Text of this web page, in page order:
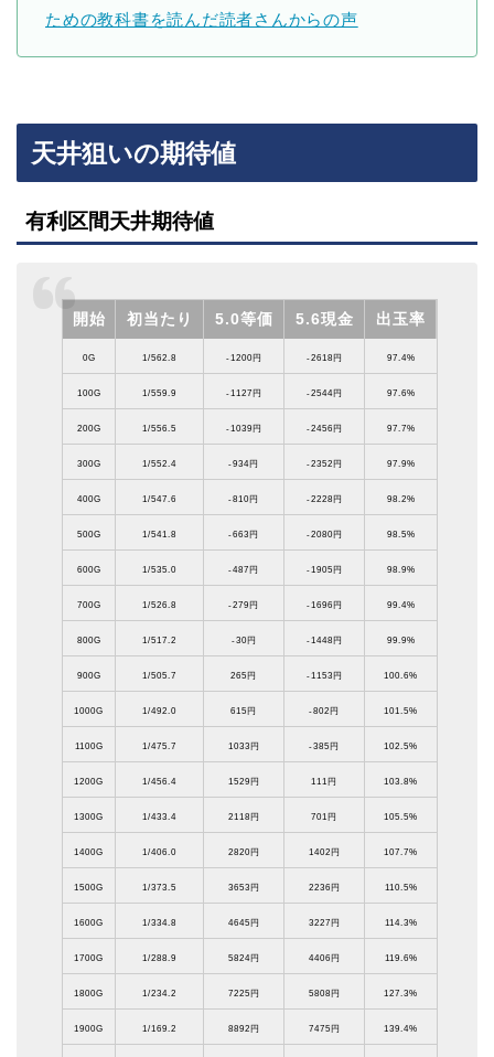
ための教科書を読んだ読者さんからの声
天井狙いの期待値
有利区間天井期待値
開始 初当たり 5.0等価 5.6現金 出玉率
0G 1/562.8 -1200円 -2618円 97.4%
100G 1/559.9 -1127円 -2544円 97.6%
200G 1/556.5 -1039円 -2456円 97.7%
300G 1/552.4 -934円 -2352円 97.9%
400G 1/547.6 -810円 -2228円 98.2%
500G 1/541.8 -663円 -2080円 98.5%
600G 1/535.0 -487円 -1905円 98.9%
700G 1/526.8 -279円 -1696円 99.4%
800G 1/517.2 -30円 -1448円 99.9%
900G 1/505.7 265円 -1153円 100.6%
1000G 1/492.0 615円 -802円 101.5%
1100G 1/475.7 1033円 -385円 102.5%
1200G 1/456.4 1529円 111円 103.8%
1300G 1/433.4 2118円 701円 105.5%
1400G 1/406.0 2820円 1402円 107.7%
1500G 1/373.5 3653円 2236円 110.5%
1600G 1/334.8 4645円 3227円 114.3%
1700G 1/288.9 5824円 4406円 119.6%
1800G 1/234.2 7225円 5808円 127.3%
1900G 1/169.2 8892円 7475円 139.4%